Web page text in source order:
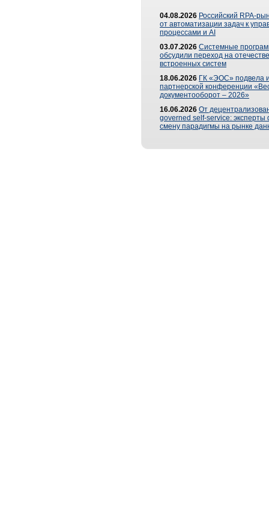
04.08.2026 Российский RPA-
от автоматизации задач к
процессами и AI
03.07.2026 Системные
обсудили переход на
встроенных систем
18.06.2026 ГК «ЭОС» подвела
партнерской конференции
документооборот – 2026»
16.06.2026 От
governed self-service: эксперты
смену парадигмы на рынке